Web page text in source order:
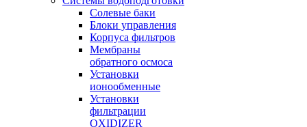
Солевые баки
Блоки управления
Корпуса фильтров
Мембраны
обратного осмоса
Установки
ионообменные
Установки
фильтрации
OXIDIZER